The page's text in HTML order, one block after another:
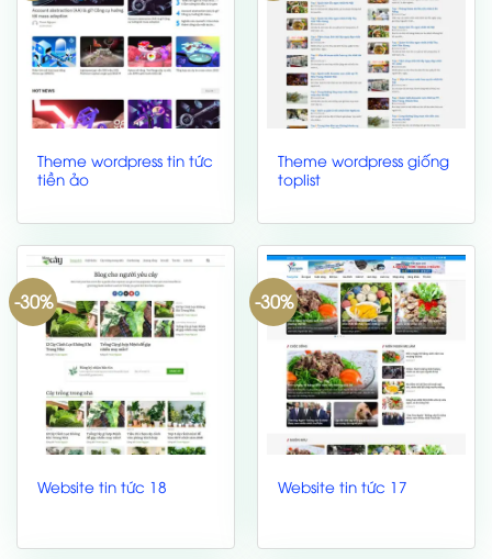
Theme wordpress tin tức
tiền ảo
Theme wordpress giống
toplist
-30%
Website tin tức 18
-30%
Website tin tức 17